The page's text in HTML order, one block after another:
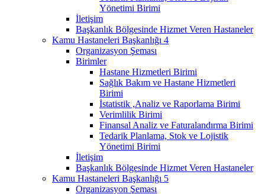
Yönetimi Birimi
İletişim
Başkanlık Bölgesinde Hizmet Veren Hastaneler
Kamu Hastaneleri Başkanlığı 4
Organizasyon Şeması
Birimler
Hastane Hizmetleri Birimi
Sağlık Bakım ve Hastane Hizmetleri
Birimi
İstatistik ,Analiz ve Raporlama Birimi
Verimlilik Birimi
Finansal Analiz ve Faturalandırma Birimi
Tedarik Planlama, Stok ve Lojistik
Yönetimi Birimi
İletişim
Başkanlık Bölgesinde Hizmet Veren Hastaneler
Kamu Hastaneleri Başkanlığı 5
Organizasyon Şeması